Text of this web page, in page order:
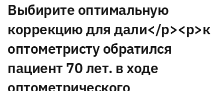
Выбирите оптимальную
коррекцию для дали</p><p>к
оптометристу обратился
пациент 70 лет. в ходе